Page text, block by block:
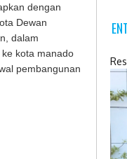
dengan
Dewan
dalam
kota manado
pembangunan